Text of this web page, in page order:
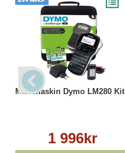
Märkmaskin Dymo LM280 Kit
1 996kr